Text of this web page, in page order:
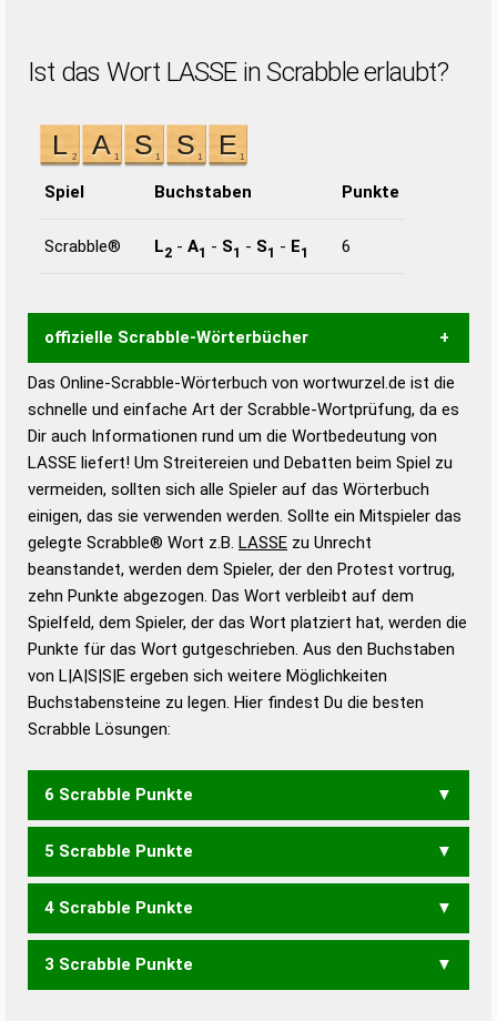
Ist das Wort LASSE in Scrabble erlaubt?
Spiel Buchstaben Punkte
Scrabble® L2 - A1 - S1 - S1 - E1 6
offizielle Scrabble-Wörterbücher
Wortwurzel liefert mit Hilfe eines semantischen
Wortanalyse-Algorithmus gute Anhaltspunkte zu
Wortbedeutung, Worttrennung und Wortform, um die
Gültigkeit eines Wortes für das Scrabble-Spiel zu
bestimmen!
zugelassene Turnier Scrabble-
Wörterbücher sind:
Duden – Standardwerk in 12 Bänden
Duden – Richtiges und gutes
Deutsch
Duden – Die deutsche Grammatik
Duden – Deutsches
Das Online-Scrabble-Wörterbuch von wortwurzel.de ist die
schnelle und einfache Art der Scrabble-Wortprüfung, da es
Dir auch Informationen rund um die Wortbedeutung von
LASSE liefert! Um Streitereien und Debatten beim Spiel zu
vermeiden, sollten sich alle Spieler auf das Wörterbuch
einigen, das sie verwenden werden. Sollte ein Mitspieler das
gelegte Scrabble® Wort z.B. LASSE zu Unrecht
beanstandet, werden dem Spieler, der den Protest vortrug,
zehn Punkte abgezogen. Das Wort verbleibt auf dem
Spielfeld, dem Spieler, der das Wort platziert hat, werden die
Punkte für das Wort gutgeschrieben. Aus den Buchstaben
von L|A|S|S|E ergeben sich weitere Möglichkeiten
Buchstabensteine zu legen. Hier findest Du die besten
Scrabble Lösungen:
6 Scrabble Punkte
ASSEL SALSE SELAS
5 Scrabble Punkte
ALES LASE SEAL SELA
4 Scrabble Punkte
ALE ALS
3 Scrabble Punkte